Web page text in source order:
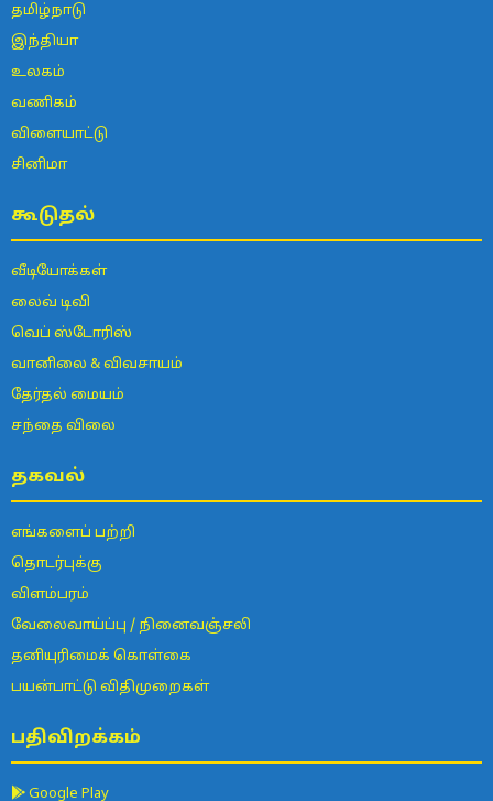
தமிழ்நாடு
இந்தியா
உலகம்
வணிகம்
விளையாட்டு
சினிமா
கூடுதல்
வீடியோக்கள்
லைவ் டிவி
வெப் ஸ்டோரிஸ்
வானிலை & விவசாயம்
தேர்தல் மையம்
சந்தை விலை
தகவல்
எங்களைப் பற்றி
தொடர்புக்கு
விளம்பரம்
வேலைவாய்ப்பு / நினைவஞ்சலி
தனியுரிமைக் கொள்கை
பயன்பாட்டு விதிமுறைகள்
பதிவிறக்கம்
Google Play